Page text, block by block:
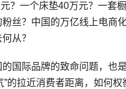
？一个床垫40万元？一套
丝？中国的万亿线上电商
从？
国际品牌的致命问题，也
”的拉近消费者距离，如何